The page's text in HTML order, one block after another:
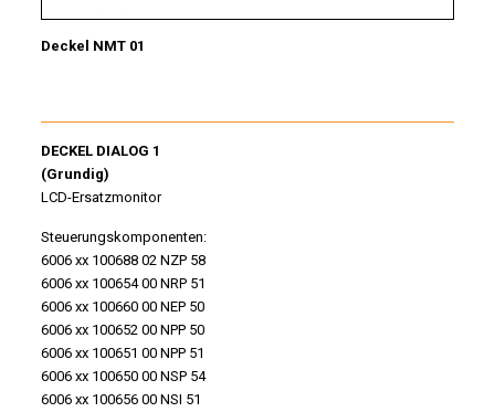
Deckel NMT 01
DECKEL DIALOG 1
(Grundig)
LCD-Ersatzmonitor
Steuerungskomponenten:
6006 xx 100688 02 NZP 58
6006 xx 100654 00 NRP 51
6006 xx 100660 00 NEP 50
6006 xx 100652 00 NPP 50
6006 xx 100651 00 NPP 51
6006 xx 100650 00 NSP 54
6006 xx 100656 00 NSI 51